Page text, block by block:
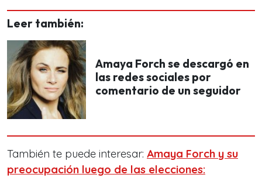
Leer también:
Amaya Forch se descargó en
las redes sociales por
comentario de un seguidor
También te puede interesar: Amaya Forch y su
preocupación luego de las elecciones: